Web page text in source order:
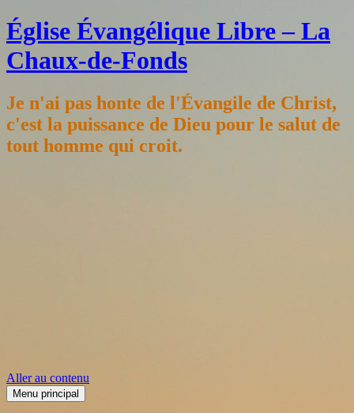
Église Évangélique Libre – La
Chaux-de-Fonds
Je n'ai pas honte de l'Évangile de Christ,
c'est la puissance de Dieu pour le salut de
tout homme qui croit.
Aller au contenu
Menu principal